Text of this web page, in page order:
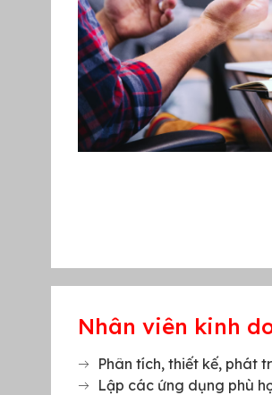
Nhân viên kinh
Phân tích, thiết kế, phát
Lập các ứng dụng phù